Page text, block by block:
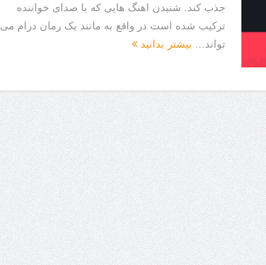
در معماری فروشگاه
جذب کند. شنیدن اهنگ هایی که با صدای خواننده
ترکیب شده است در واقع به مانند یک رمان درام می
تواند... بیشتر بدانید